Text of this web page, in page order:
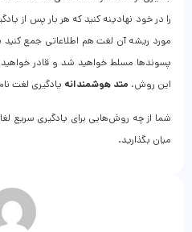
را در خود نهادینه کنید که هر بار پس از
مورد ریشه آن لغت هم اطلاعاتی جمع
پسوندها مسلط خواهید شد و قادر خواهید
این روش، متد هوشمندانه یادگیری لغت
شما از چه روش‌هایی برای یادگیری سریع
میان بگذارید.